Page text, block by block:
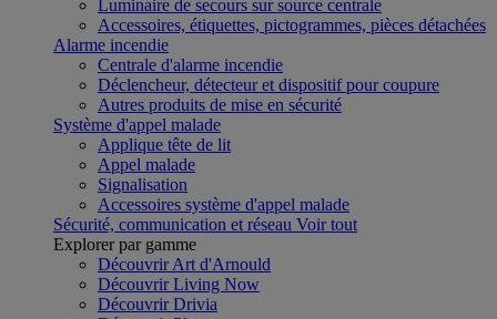
Luminaire de secours sur source centrale
Accessoires, étiquettes, pictogrammes, pièces détachées
Alarme incendie
Centrale d'alarme incendie
Déclencheur, détecteur et dispositif pour coupure
Autres produits de mise en sécurité
Système d'appel malade
Applique tête de lit
Appel malade
Signalisation
Accessoires système d'appel malade
Sécurité, communication et réseau Voir tout
Explorer par gamme
Découvrir Art d'Arnould
Découvrir Living Now
Découvrir Drivia